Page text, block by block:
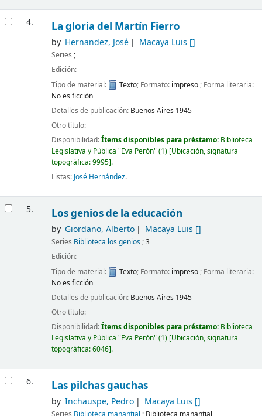
4. La gloria del Martín Fierro
by Hernandez, José Macaya Luis []
Series ;
Edición:
Tipo de material:
Texto; Formato: impreso ; Forma literaria:
No es ficción
Detalles de publicación: Buenos Aires 1945
Otro título:
Disponibilidad:Ítems disponibles para préstamo: Biblioteca
Legislativa y Pública "Eva Perón" (1) Ubicación, signatura
topográfica:9995 .
Listas: José Hernández.
5. Los genios de la educación
by Giordano, Alberto Macaya Luis []
Series Biblioteca los genios; 3
Edición:
Tipo de material:
Texto; Formato: impreso ; Forma literaria:
No es ficción
Detalles de publicación: Buenos Aires 1945
Otro título:
Disponibilidad:Ítems disponibles para préstamo: Biblioteca
Legislativa y Pública "Eva Perón" (1) Ubicación, signatura
topográfica:6046 .
6. Las pilchas gauchas
by Inchauspe, Pedro Macaya Luis []